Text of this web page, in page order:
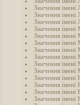
Значення імені
Значення імені
Значення імені
Значення імені
Значення імені
Значення імені
Значення імені
Значення імені
Значення імені
Значення імені
Значення імені
Значення імені
Значення імені
Значення імені